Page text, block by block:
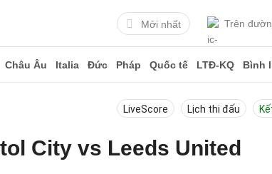
Mới nhất Trên
Châu Âu Italia Đức Pháp Quốc tế LTĐ-KQ Bình
LiveScore Lịch thi đấu
City vs Leeds United